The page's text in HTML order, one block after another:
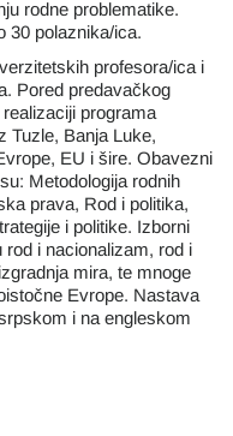
rodne problematike.
30 polaznika/ica.
profesora/ica i
Pored predavačkog
programa
Tuzle, Banja Luke,
EU i šire. Obavezni
Metodologija rodnih
prava, Rod i politika,
i politike. Izborni
i nacionalizam, rod i
mira, te mnoge
Evrope. Nastava
i na engleskom